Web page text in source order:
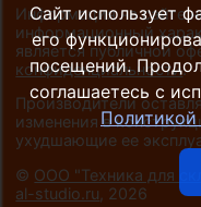
Информация на сайте
информационный
является публичной
конфиденциальности.
Производители
изменения в
ухудшающие ее
© ООО "Техника для
al-studio.ru , 2026
Сайт использует
его
посещений.
соглашаетесь с
Политикой